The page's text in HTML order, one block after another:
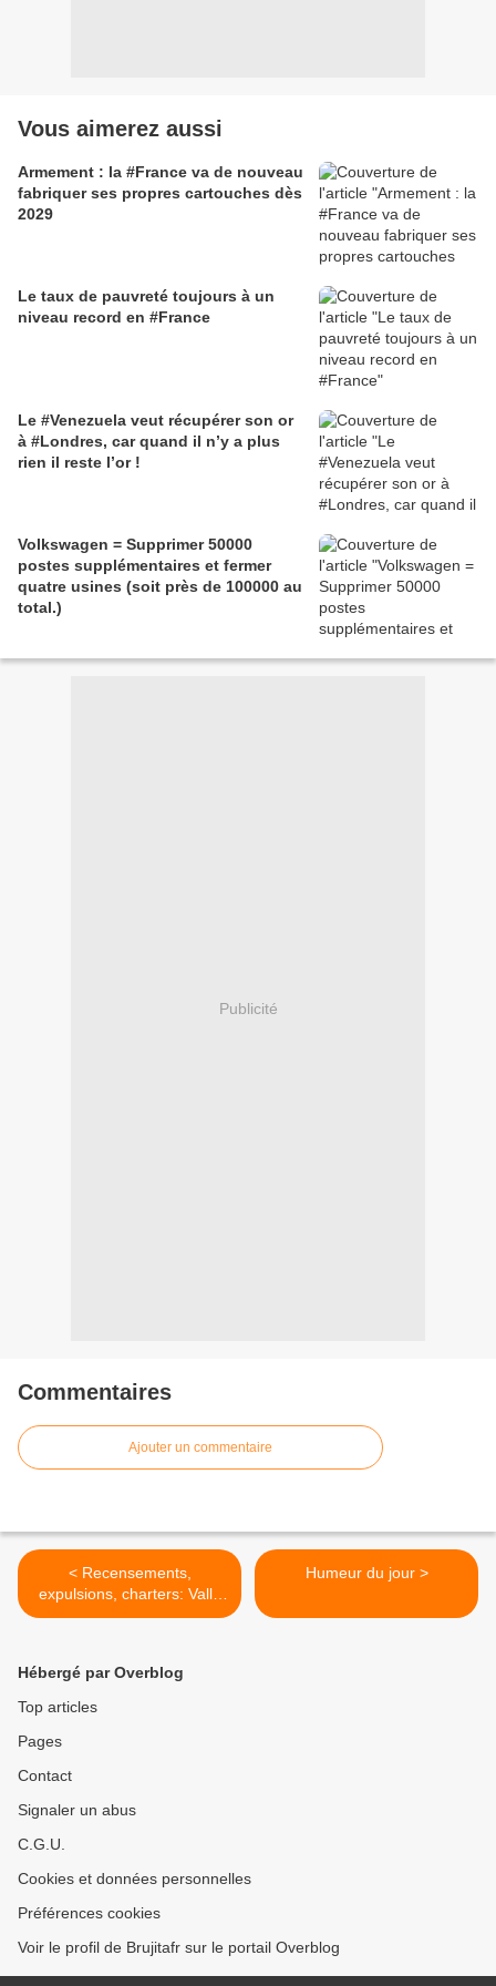
Vous aimerez aussi
Armement : la #France va de nouveau
fabriquer ses propres cartouches dès
2029
Le taux de pauvreté toujours à un
niveau record en #France
Le #Venezuela veut récupérer son or
à #Londres, car quand il n’y a plus
rien il reste l’or !
Volkswagen = Supprimer 50000
postes supplémentaires et fermer
quatre usines (soit près de 100000 au
total.)
Publicité
Commentaires
Ajouter un commentaire
< Recensements,
expulsions, charters: Valls
marche à pas de Guéant
Humeur du jour >
Hébergé par Overblog
Top articles
Pages
Contact
Signaler un abus
C.G.U.
Cookies et données personnelles
Préférences cookies
Voir le profil de Brujitafr sur le portail Overblog